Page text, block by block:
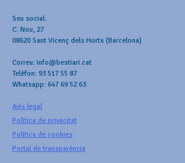
Seu social:
C. Nou, 27
08620 Sant Vicenç dels Horts (Barcelona)
Correu: info@bestiari.cat
Telèfon: 93 517 55 87
Whatsapp: 647 69 52 63
Avís legal
Política de privacitat
Política de cookies
Portal de transparència